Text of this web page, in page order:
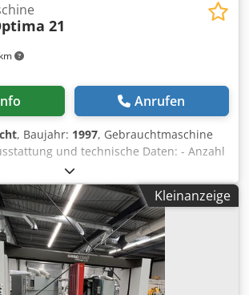
21
Anrufen
, Baujahr: 1997, Gebrauchtmaschine
und technische Daten: - Anzahl
Stk. in 32 mm- Teilung - Bohrrichtung:
- Schwenkung: 0-90 Grad von per
Materialspanner: 3 Stk. -
mm in Höhe und max. 640 mm in
kW - Durchmesser Absaugung: 120 mm
von Anschlägen (Siehe Bilder)
Dcodpezn Ah Rofx Ag Isk
Kleinanzeige